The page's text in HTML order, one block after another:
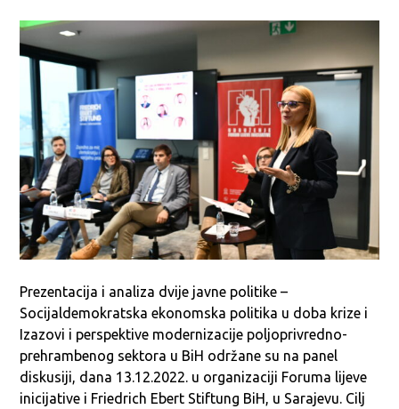
Prezentacija i analiza dvije javne politike –
Socijaldemokratska ekonomska politika u doba krize i
Izazovi i perspektive modernizacije poljoprivredno-
prehrambenog sektora u BiH održane su na panel
diskusiji, dana 13.12.2022. u organizaciji Foruma lijeve
inicijative i Friedrich Ebert Stiftung BiH, u Sarajevu. Cilj